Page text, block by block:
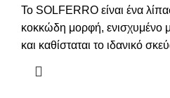
Το SOLFERRO είναι ένα
κοκκώδη μορφή, ενισχυμένο
και καθίσταται το ιδανικό